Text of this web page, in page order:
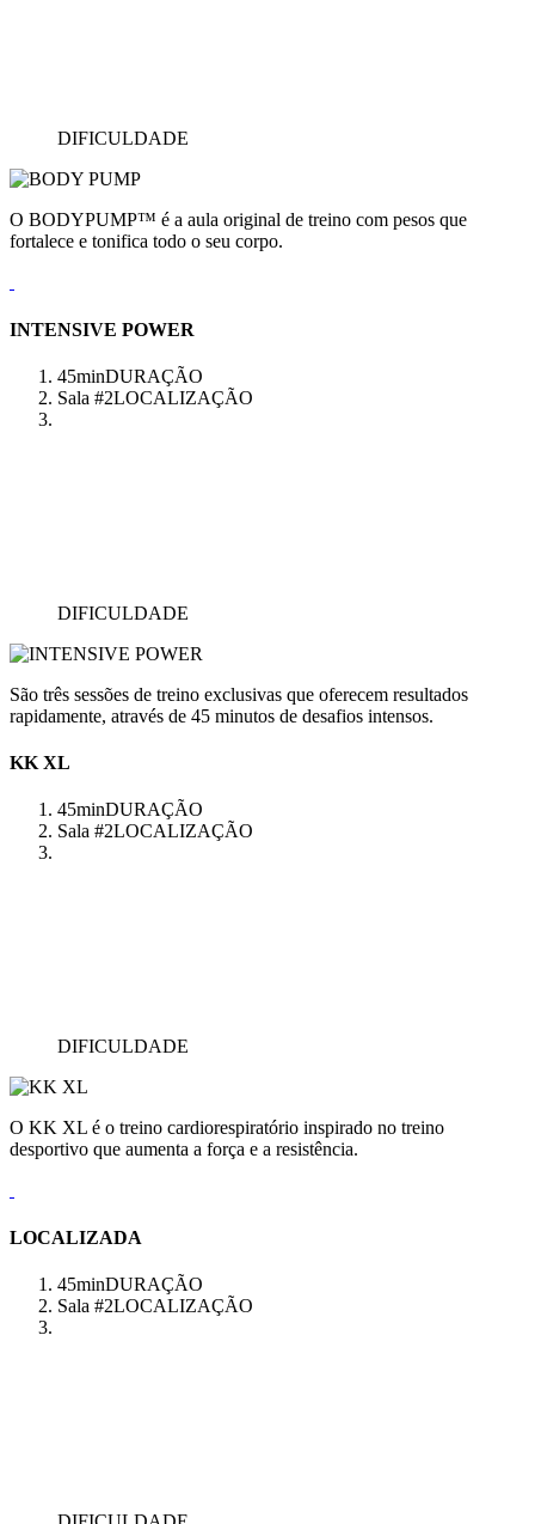
DIFICULDADE
O BODYPUMP™ é a aula original de treino com pesos que
fortalece e tonifica todo o seu corpo.
INTENSIVE POWER
45minDURAÇÃO
Sala #2LOCALIZAÇÃO
DIFICULDADE
São três sessões de treino exclusivas que oferecem resultados
rapidamente, através de 45 minutos de desafios intensos.
KK XL
45minDURAÇÃO
Sala #2LOCALIZAÇÃO
DIFICULDADE
O KK XL é o treino cardiorespiratório inspirado no treino
desportivo que aumenta a força e a resistência.
LOCALIZADA
45minDURAÇÃO
Sala #2LOCALIZAÇÃO